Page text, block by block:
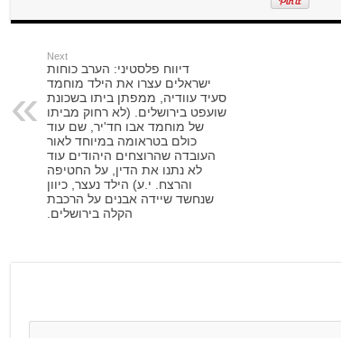
Next
דיווח פלסטיני: הערב כוחות
ישראלים עצרו את הילד מוחמד
סעיד עוודיה, ממפתן ביתו בשכונת
שועפט בירושלים. (לא רחוק מביתו
של מוחמד אבו חד'יר, שם עוד
כולם בטראומה במיוחד לאור
העובדה שהרוצחים היהודים עוד
לא נתנו את הדין, על החטיפה
והרצח. י.ע) הילד נעצר, כיוון
שנחשד שיידה אבנים על הרכבת
הקלה בירושלים.